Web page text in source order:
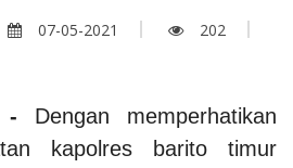
07-05-2021
202
- Dengan memperhatikan
kapolres barito timur